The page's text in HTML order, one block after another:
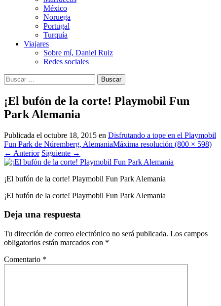
México
Noruega
Portugal
Turquía
Viajares
Sobre mí, Daniel Ruiz
Redes sociales
Buscar:
¡El bufón de la corte! Playmobil Fun
Park Alemania
Publicada el octubre 18, 2015 en Disfrutando a tope en el Playmobil
Fun Park de Núremberg, AlemaniaMáxima resolución (800 × 598)
← Anterior Siguiente →
¡El bufón de la corte! Playmobil Fun Park Alemania
¡El bufón de la corte! Playmobil Fun Park Alemania
Deja una respuesta
Tu dirección de correo electrónico no será publicada. Los campos
obligatorios están marcados con *
Comentario *